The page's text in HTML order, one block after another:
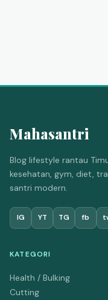
Mahasantri
Blog lifestyle rantau
kesehatan, gym, diet,
santri modern.
IG YT TG fb
KATEGORI
Health / Bulking
Cutting